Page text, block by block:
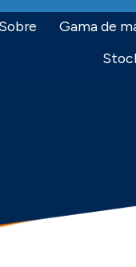
LinkedIn
on Youtube
Sobre
Gama de